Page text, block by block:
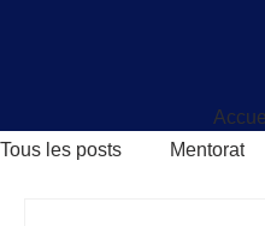
Tous les posts
Mentorat